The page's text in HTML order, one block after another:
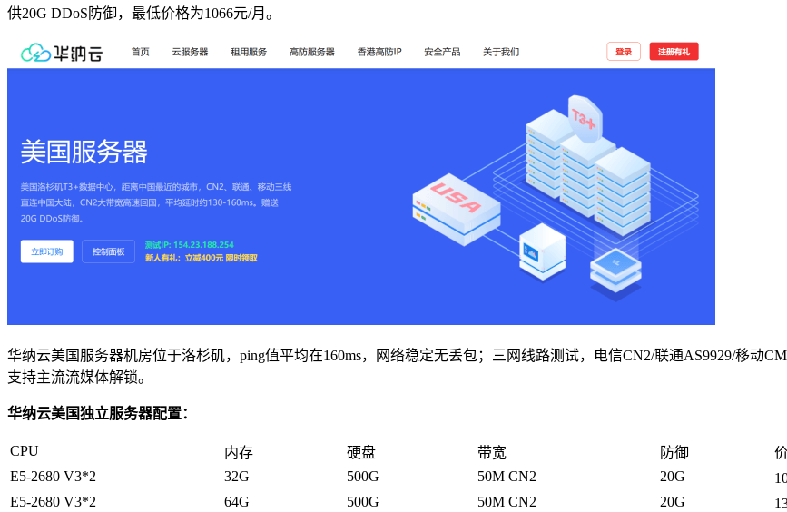
供20G DDoS防御，最低价格为1066元/月。
华纳云美国服务器机房位于洛杉矶，ping值平均在160ms，网络稳定无丢包；三网线路测试，电信CN2/联通AS9929/移动
支持主流流媒体解锁。
华纳云美国独立服务器配置：
CPU 内存 硬盘 带宽 防御
E5-2680 V3*2
32G 500G 50M CN2 20G
E5-2680 V3*2
64G 500G 50M CN2 20G